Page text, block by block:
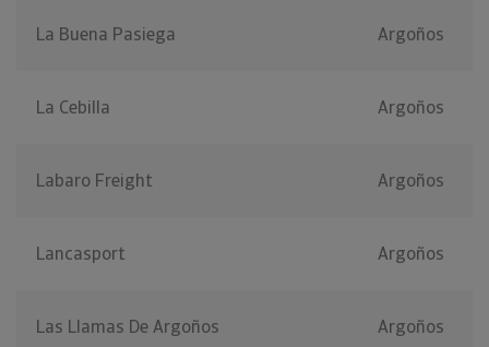
La Buena Pasiega Argoños
La Cebilla Argoños
Labaro Freight Argoños
Lancasport Argoños
Las Llamas De Argoños Argoños